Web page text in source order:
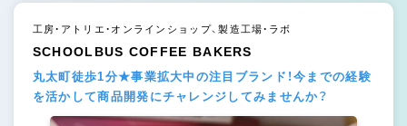
工房・アトリエ・オンラインショップ、製造工場・ラボ
SCHOOLBUS COFFEE BAKERS
丸太町徒歩1分★事業拡大中の注目ブランド！今までの経験
を活かして商品開発にチャレンジしてみませんか？